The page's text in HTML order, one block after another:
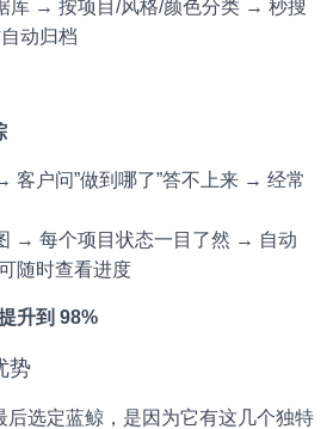
库 → 按项目/风格/颜色分类 → 秒搜
动归档
客户问”做到哪了”答不上来 → 经常
→ 每个项目状态一目了然 → 自动
随时查看进度
升到 98%
势
后选定蓝鲸，是因为它有这几个独特